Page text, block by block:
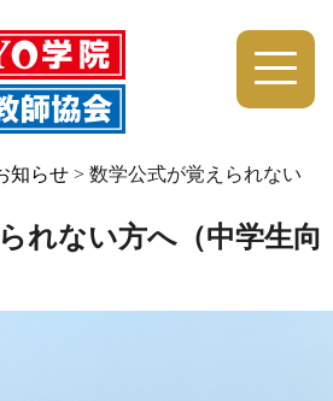
知らせ > 数学公式が覚えられない
れない方へ（中学生向